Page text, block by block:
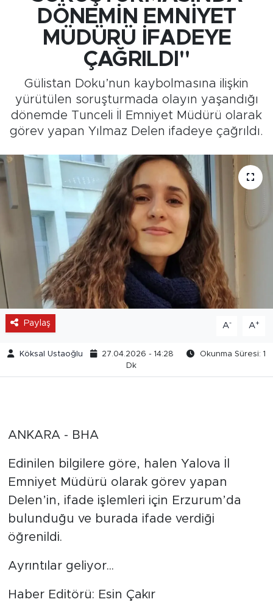
DÖNEMİN EMNİYET
MÜDÜRÜ İFADEYE
ÇAĞRILDI"
Gülistan Doku’nun kaybolmasına ilişkin
yürütülen soruşturmada olayın yaşandığı
dönemde Tunceli İl Emniyet Müdürü olarak
görev yapan Yılmaz Delen ifadeye çağrıldı.
Paylaş A- A+
Köksal Ustaoğlu 27.04.2026 - 14:28
Okunma Süresi: 1
Dk
ANKARA - BHA
Edinilen bilgilere göre, halen Yalova İl
Emniyet Müdürü olarak görev yapan
Delen’in, ifade işlemleri için Erzurum’da
bulunduğu ve burada ifade verdiği
öğrenildi.
Ayrıntılar geliyor...
Haber Editörü: Esin Çakır
Medya
Siyaset
Teknoloji
Foto Galeri
Köşe Yazarları
Manşet
Ulusal Son Dakika Haberleri